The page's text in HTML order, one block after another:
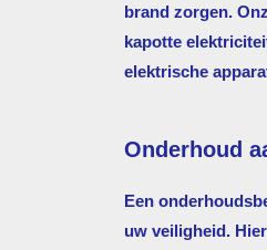
brand zorgen.
kapotte
elektrische
Onderhoud
Een
uw veiligheid.